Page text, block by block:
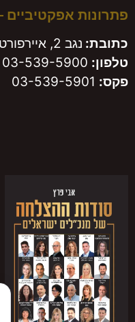
פתרונות אפקטיביים
כתובת: נגב 2, איירפורט סיטי, 7019900
טלפון: 03-539-5900
פקס: